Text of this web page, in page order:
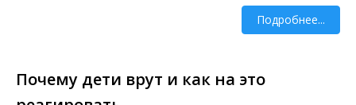
Подробнее...
Почему дети врут и как на это